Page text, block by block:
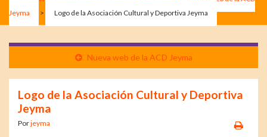
Jeyma
> Logo de la Asociación Cultural y Deportiva Jeyma
Nueva web de la ACD Jeyma
Logo de la Asociación Cultural y Deportiva
Jeyma
Porjeyma